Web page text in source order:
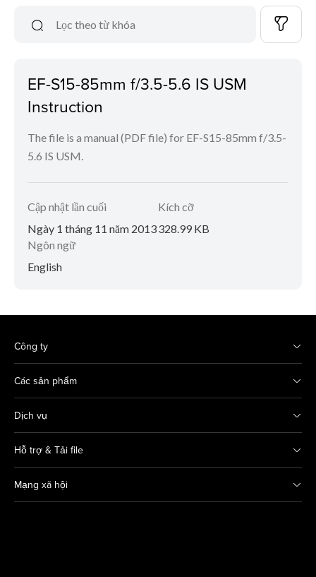
EF-S15-85mm f/3.5-5.6 IS USM
Instruction
The file is a manual (PDF file) for EF-S15-85mm f/3.5-
5.6 IS USM.
Cập nhật lần cuối
Ngày 1 tháng 11 năm 2013
Kích cỡ
328.99 KB
Ngôn ngữ
English
Công ty
Các sản phẩm
Dịch vụ
Hỗ trợ & Tải file
Mạng xã hội